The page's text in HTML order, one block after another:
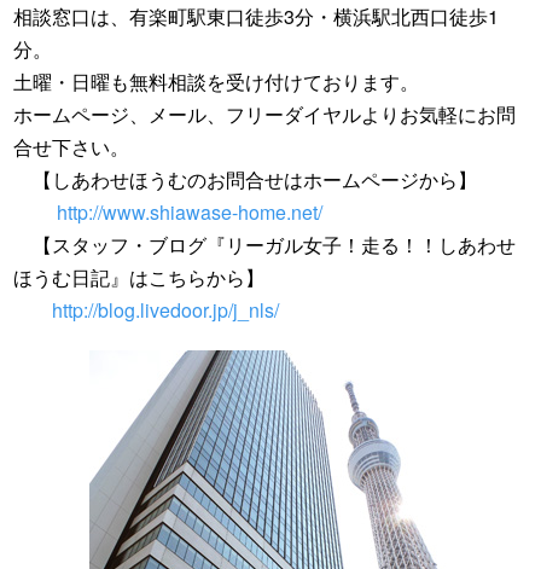
相談窓口は、有楽町駅東口徒歩3分・横浜駅北西口徒歩1
分。
土曜・日曜も無料相談を受け付けております。
ホームページ、メール、フリーダイヤルよりお気軽にお問
合せ下さい。
【しあわせほうむのお問合せはホームページから】
http://www.shiawase-home.net/
【スタッフ・ブログ『リーガル女子！走る！！しあわせ
ほうむ日記』はこちらから】
http://blog.livedoor.jp/j_nls/